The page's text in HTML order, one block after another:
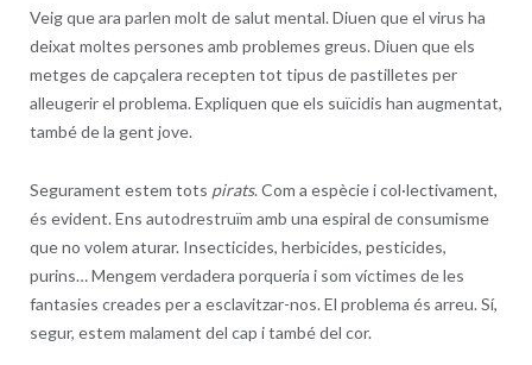
Veig que ara parlen molt de salut mental. Diuen que el virus ha
deixat moltes persones amb problemes greus. Diuen que els
metges de capçalera recepten tot tipus de pastilletes per
alleugerir el problema. Expliquen que els suïcidis han augmentat,
també de la gent jove.
Segurament estem tots pirats. Com a espècie i col·lectivament,
és evident. Ens autodrestruïm amb una espiral de consumisme
que no volem aturar. Insecticides, herbicides, pesticides,
purins… Mengem verdadera porqueria i som víctimes de les
fantasies creades per a esclavitzar-nos. El problema és arreu. Sí,
segur, estem malament del cap i també del cor.